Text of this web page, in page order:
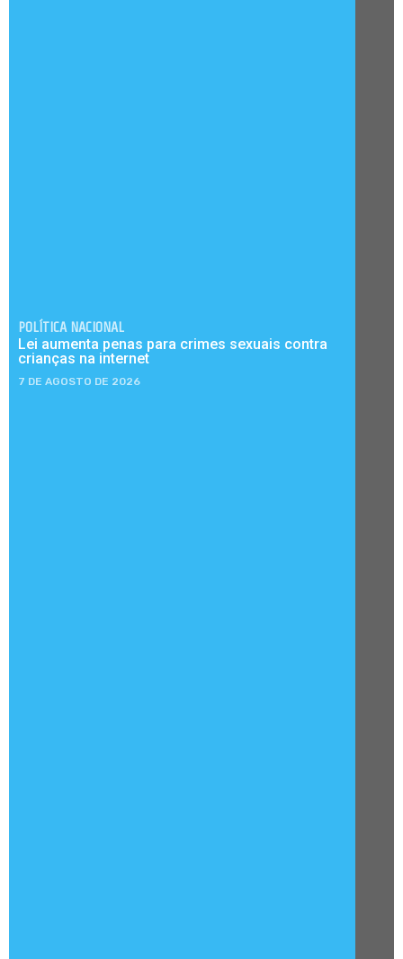
POLÍTICA NACIONAL
Lei aumenta penas para crimes sexuais contra
crianças na internet
7 DE AGOSTO DE 2026